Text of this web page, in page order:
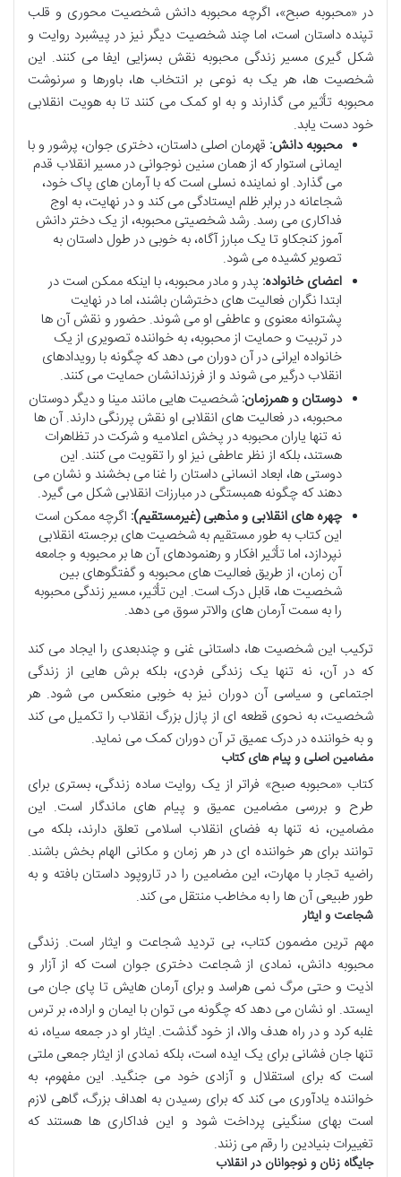
در «محبوبه صبح»، اگرچه محبوبه دانش شخصیت محوری و قلب
تپنده داستان است، اما چند شخصیت دیگر نیز در پیشبرد روایت و
شکل گیری مسیر زندگی محبوبه نقش بسزایی ایفا می کنند. این
شخصیت ها، هر یک به نوعی بر انتخاب ها، باورها و سرنوشت
محبوبه تأثیر می گذارند و به او کمک می کنند تا به هویت انقلابی
خود دست یابد.
محبوبه دانش: قهرمان اصلی داستان، دختری جوان، پرشور و با
ایمانی استوار که از همان سنین نوجوانی در مسیر انقلاب قدم
می گذارد. او نماینده نسلی است که با آرمان های پاک خود،
شجاعانه در برابر ظلم ایستادگی می کند و در نهایت، به اوج
فداکاری می رسد. رشد شخصیتی محبوبه، از یک دختر دانش
آموز کنجکاو تا یک مبارز آگاه، به خوبی در طول داستان به
تصویر کشیده می شود.
اعضای خانواده: پدر و مادر محبوبه، با اینکه ممکن است در
ابتدا نگران فعالیت های دخترشان باشند، اما در نهایت
پشتوانه معنوی و عاطفی او می شوند. حضور و نقش آن ها
در تربیت و حمایت از محبوبه، به خواننده تصویری از یک
خانواده ایرانی در آن دوران می دهد که چگونه با رویدادهای
انقلاب درگیر می شوند و از فرزندانشان حمایت می کنند.
دوستان و همرزمان: شخصیت هایی مانند مینا و دیگر دوستان
محبوبه، در فعالیت های انقلابی او نقش پررنگی دارند. آن ها
نه تنها یاران محبوبه در پخش اعلامیه و شرکت در تظاهرات
هستند، بلکه از نظر عاطفی نیز او را تقویت می کنند. این
دوستی ها، ابعاد انسانی داستان را غنا می بخشند و نشان می
دهند که چگونه همبستگی در مبارزات انقلابی شکل می گیرد.
چهره های انقلابی و مذهبی (غیرمستقیم): اگرچه ممکن است
این کتاب به طور مستقیم به شخصیت های برجسته انقلابی
نپردازد، اما تأثیر افکار و رهنمودهای آن ها بر محبوبه و جامعه
آن زمان، از طریق فعالیت های محبوبه و گفتگوهای بین
شخصیت ها، قابل درک است. این تأثیر، مسیر زندگی محبوبه
را به سمت آرمان های والاتر سوق می دهد.
ترکیب این شخصیت ها، داستانی غنی و چندبعدی را ایجاد می کند
که در آن، نه تنها یک زندگی فردی، بلکه برش هایی از زندگی
اجتماعی و سیاسی آن دوران نیز به خوبی منعکس می شود. هر
شخصیت، به نحوی قطعه ای از پازل بزرگ انقلاب را تکمیل می کند
و به خواننده در درک عمیق تر آن دوران کمک می نماید.
مضامین اصلی و پیام های کتاب
کتاب «محبوبه صبح» فراتر از یک روایت ساده زندگی، بستری برای
طرح و بررسی مضامین عمیق و پیام های ماندگار است. این
مضامین، نه تنها به فضای انقلاب اسلامی تعلق دارند، بلکه می
توانند برای هر خواننده ای در هر زمان و مکانی الهام بخش باشند.
راضیه تجار با مهارت، این مضامین را در تاروپود داستان بافته و به
طور طبیعی آن ها را به مخاطب منتقل می کند.
شجاعت و ایثار
مهم ترین مضمون کتاب، بی تردید شجاعت و ایثار است. زندگی
محبوبه دانش، نمادی از شجاعت دختری جوان است که از آزار و
اذیت و حتی مرگ نمی هراسد و برای آرمان هایش تا پای جان می
ایستد. او نشان می دهد که چگونه می توان با ایمان و اراده، بر ترس
غلبه کرد و در راه هدف والا، از خود گذشت. ایثار او در جمعه سیاه، نه
تنها جان فشانی برای یک ایده است، بلکه نمادی از ایثار جمعی ملتی
است که برای استقلال و آزادی خود می جنگید. این مفهوم، به
خواننده یادآوری می کند که برای رسیدن به اهداف بزرگ، گاهی لازم
است بهای سنگینی پرداخت شود و این فداکاری ها هستند که
تغییرات بنیادین را رقم می زنند.
جایگاه زنان و نوجوانان در انقلاب